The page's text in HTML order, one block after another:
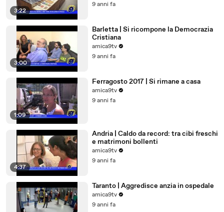
3:22
9 anni fa
3:00
Barletta | Si ricompone la Democrazia
Cristiana
amica9tv
9 anni fa
1:09
Ferragosto 2017 | Si rimane a casa
amica9tv
9 anni fa
4:37
Andria | Caldo da record: tra cibi freschi
e matrimoni bollenti
amica9tv
9 anni fa
Taranto | Aggredisce anzia in ospedale
amica9tv
9 anni fa